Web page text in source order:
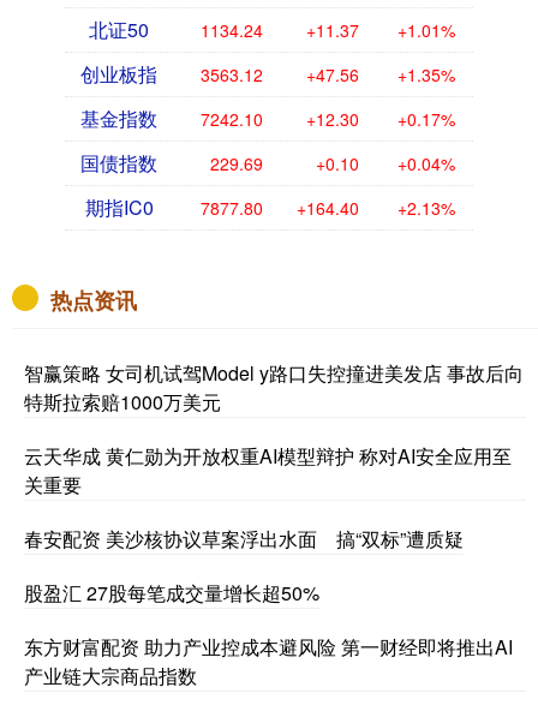
北证50 1134.24 +11.37 +1.01%
创业板指 3563.12 +47.56 +1.35%
基金指数 7242.10 +12.30 +0.17%
国债指数 229.69 +0.10 +0.04%
期指IC0 7877.80 +164.40 +2.13%
热点资讯
智赢策略 女司机试驾Model y路口失控撞进美发店 事故后向
特斯拉索赔1000万美元
云天华成 黄仁勋为开放权重AI模型辩护 称对AI安全应用至
关重要
春安配资 美沙核协议草案浮出水面 搞“双标”遭质疑
股盈汇 27股每笔成交量增长超50%
东方财富配资 助力产业控成本避风险 第一财经即将推出AI
产业链大宗商品指数